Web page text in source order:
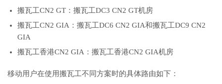
搬瓦工CN2 GT：搬瓦工DC3 CN2 GT机房
搬瓦工CN2 GIA：搬瓦工DC6 CN2 GIA和搬瓦工DC9 CN2
GIA
搬瓦工香港CN2 GIA：搬瓦工香港CN2 GIA机房
移动用户在使用搬瓦工不同方案时的具体路由如下：